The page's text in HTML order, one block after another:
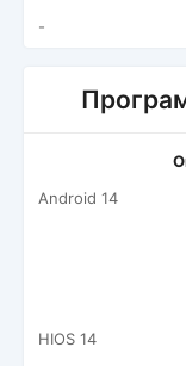
-
Android 14
HIOS 14